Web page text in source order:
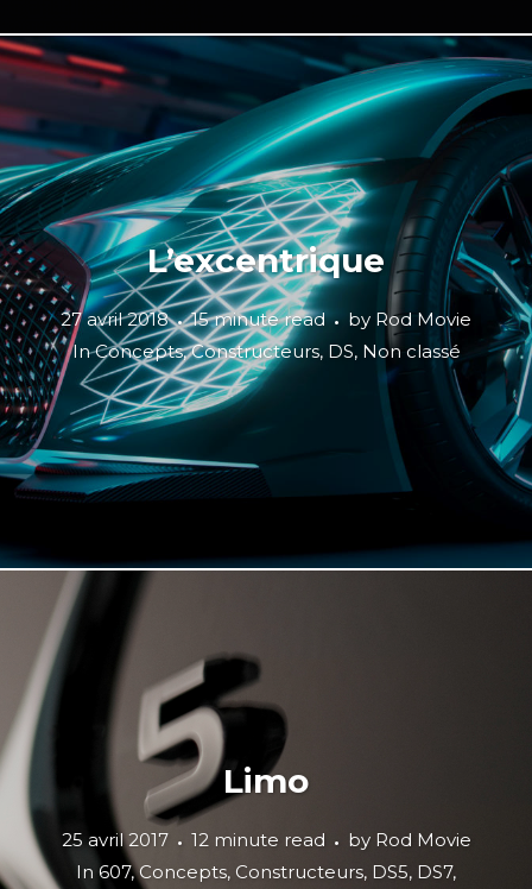
L’excentrique
27 avril 2018 15 minute read by Rod Movie
InConcepts,Constructeurs, DS, Non classé
Limo
25 avril 2017 12 minute read by Rod Movie
In 607,Concepts, Constructeurs, DS5, DS7,